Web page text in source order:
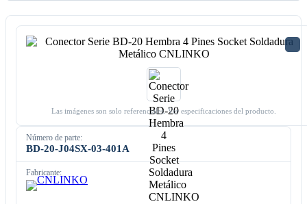
Las imágenes son solo referenciales. Ver especificaciones del producto.
Número de parte:
BD-20-J04SX-03-401A
Fabricante: